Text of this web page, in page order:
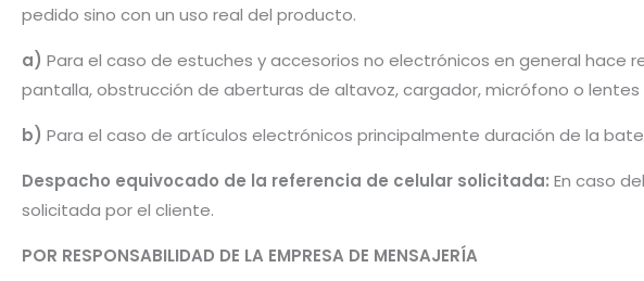
pedido sino con un uso real del producto.
a) Para el caso de estuches y accesorios no electrónicos en general
pantalla, obstrucción de aberturas de altavoz, cargador, micrófono o
b) Para el caso de artículos electrónicos principalmente duración de la
Despacho equivocado de la referencia de celular solicitada: En caso
solicitada por el cliente.
POR RESPONSABILIDAD DE LA EMPRESA DE MENSAJERÍA